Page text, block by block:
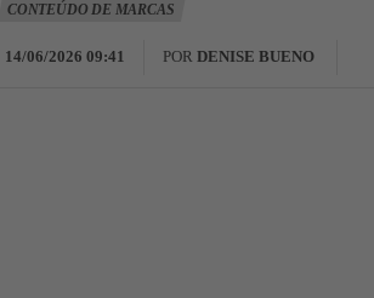
CONTEÚDO DE MARCAS
14/06/2026 09:41 POR DENISE BUENO